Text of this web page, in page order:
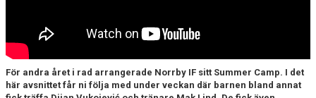
BILDER 2025
TABELL ETTAN SÖDRA 2025
För andra året i rad arrangerade Norrby IF sitt Summer Camp. I det
här avsnittet får ni följa med under veckan där barnen bland annat